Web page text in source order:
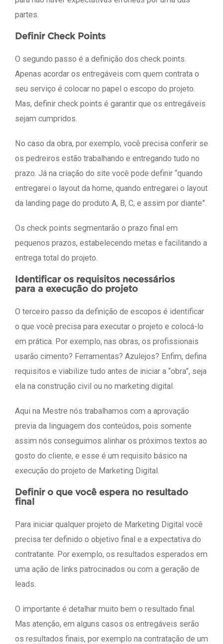
partes.
Definir Check Points
O segundo passo é a definição dos check points.
Apenas acordar os entregáveis com quem contrata o
seu serviço é colocar no papel o escopo do projeto.
Mas, definir check points é garantir que os entregáveis
sejam cumpridos.
No caso da obra, por exemplo, você precisa conferir se
os pedreiros estão trabalhando e entregando tudo no
prazo. Já na criação do site você pode definir “quando
entregarei o layout da home, quando entregarei o layout
da landing page do produto A, B, C, e assim por diante”.
Os check points segmentarão o prazo final em
pequenos prazos, estabelecendo metas e facilitando a
entrega total do projeto.
Identificar os requisitos necessários
para a execução do projeto
O terceiro passo da definição de escopos é identificar
o que você precisa para executar o projeto e colocá-lo
em prática. Por exemplo, nas obras, os profissionais
usarão cimento? Ferramentas? Azulejos? Enfim, defina
requisitos e viabilize tudo antes de iniciar a “obra”, seja
ela na construção civil ou no marketing digital.
Aqui na Mestre nós trabalhamos com a aprovação
previa da linguagem dos conteúdos, pois somente
assim nós conseguimos alinhar os próximos textos ao
gosto do cliente, e esse é um requisito básico na
execução do projeto de Marketing Digital.
Definir o que você espera no resultado
final
Para iniciar qualquer projeto de Marketing Digital você
precisa ter definido o objetivo final e a expectativa do
contratante. Por exemplo, os resultados esperados em
uma ação de links patrocinados ou com a geração de
leads.
O importante é detalhar muito bem o resultado final.
Mas atenção, em alguns casos os entregáveis serão
os resultados finais, por exemplo na contratação de um